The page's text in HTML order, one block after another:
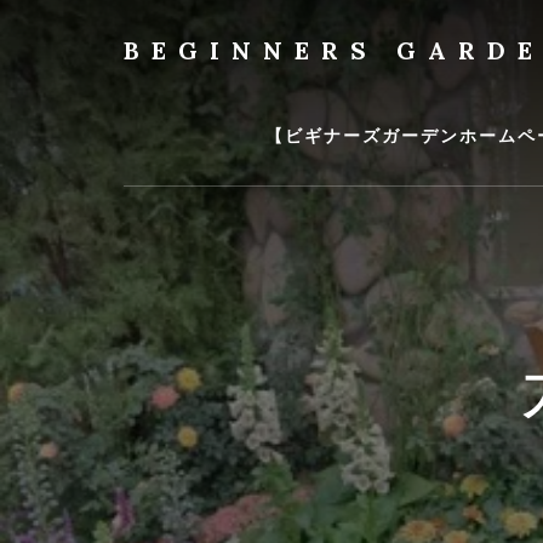
BEGINNERS
の
類
や
育
て
方
の
紹
介
を
行
い
ま
【ビギナーズガーデンホームペ